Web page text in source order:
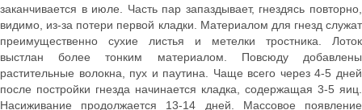
заканчивается в июле. Часть пар запаздывает, гнездясь повторно,
видимо, из-за потери первой кладки. Материалом для гнезд служат
преимущественно сухие листья и метелки тростника. Лоток
выстлан более тонким материалом. Повсюду добавлены
растительные волокна, пух и паутина. Чаще всего через 4-5 дней
после постройки гнезда начинается кладка, содержащая 3-5 яиц.
Насиживание продолжается 13-14 дней. Массовое появление